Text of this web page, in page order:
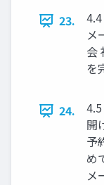
23.
メ
会
を
24.
開
予
め
メ